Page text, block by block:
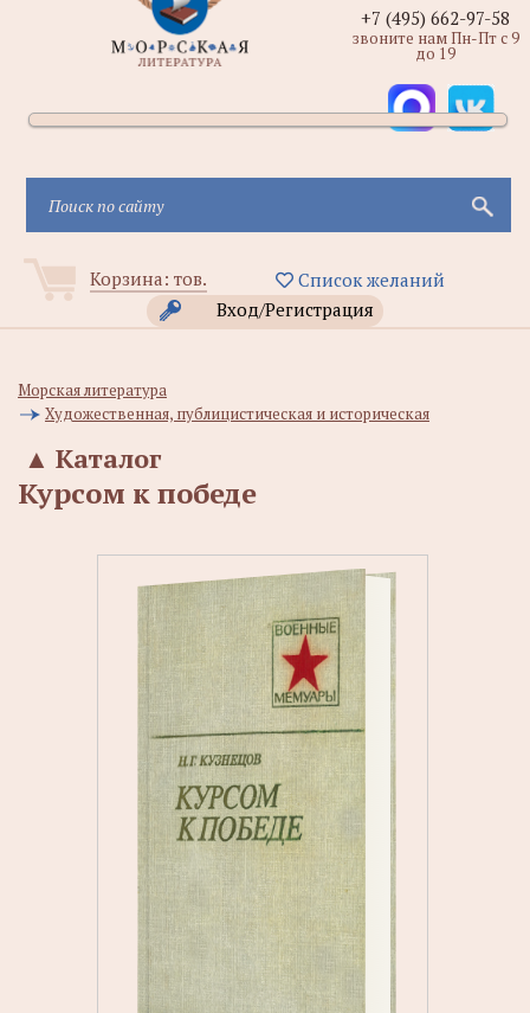
Корзина: тов.
Список желаний
Вход/Регистрация
+7 (495) 662-97-58
звоните нам Пн-Пт с 9
до 19
Морская литература
Художественная, публицистическая и историческая
Каталог
▲
Курсом к победе